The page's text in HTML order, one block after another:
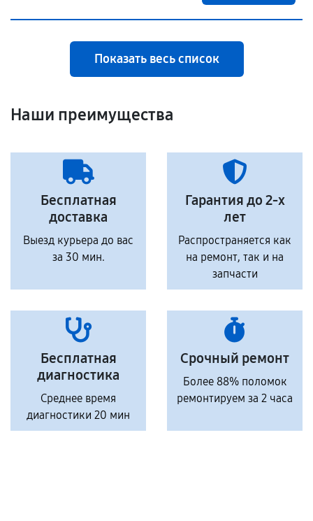
Показать весь список
Наши преимущества
Бесплатная
доставка
Выезд курьера до вас
за 30 мин.
Гарантия до 2-х
лет
Распространяется как
на ремонт, так и на
запчасти
Бесплатная
диагностика
Среднее время
диагностики 20 мин
Срочный ремонт
Более 88% поломок
ремонтируем за 2 часа